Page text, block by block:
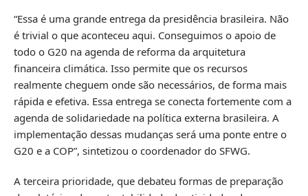
“Essa é uma grande entrega da presidência brasileira. Não
é trivial o que aconteceu aqui. Conseguimos o apoio de
todo o G20 na agenda de reforma da arquitetura
financeira climática. Isso permite que os recursos
realmente cheguem onde são necessários, de forma mais
rápida e efetiva. Essa entrega se conecta fortemente com a
agenda de solidariedade na política externa brasileira. A
implementação dessas mudanças será uma ponte entre o
G20 e a COP”, sintetizou o coordenador do SFWG.
A terceira prioridade, que debateu formas de preparação